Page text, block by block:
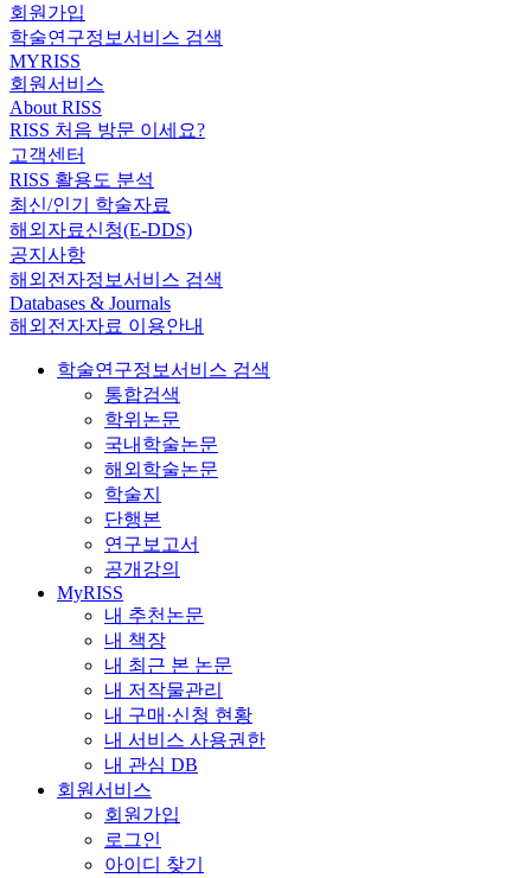
회원가입
학술연구정보서비스 검색
MYRISS
회원서비스
About RISS
RISS 처음 방문 이세요?
고객센터
RISS 활용도 분석
최신/인기 학술자료
해외자료신청(E-DDS)
공지사항
해외전자정보서비스 검색
Databases & Journals
해외전자자료 이용안내
학술연구정보서비스 검색
통합검색
학위논문
국내학술논문
해외학술논문
학술지
단행본
연구보고서
공개강의
MyRISS
내 추천논문
내 책장
내 최근 본 논문
내 저작물관리
내 구매·신청 현황
내 서비스 사용권한
내 관심 DB
회원서비스
회원가입
로그인
아이디 찾기